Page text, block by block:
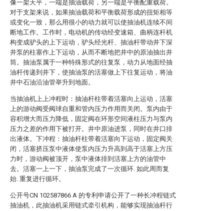
像一架天平，一端是抽油载荷，另一端是平衡配重载荷。
对于支架来说，如果抽油载荷和平衡载荷形成的扭矩相等
或变化一致，那么用很小的动力就可以使抽油机连续不间
断地工作。工作时，电动机的传动经变速箱、曲柄连杆机
构变成驴头的上下运动，驴头经光杆、抽油杆带动井下深
井泵的柱塞作上下运动，从而不断地把井中的原油抽出井
筒。抽油泵属于一种特殊形式的往复泵，动力从地面经抽
油杆传递到井下，使抽油泵的活塞做上下往复运动，将油
井中石油沿油管举升到地面。
当抽油机上上冲程时：抽油杆柱带着活塞向上运动，活塞
上的游动阀受阀球自重和管内压力作用而关闭。泵内由于
容积增大而压力降低，固定阀在环形空间液柱压力与泵内
压力之差的作用下被打开。井中原油进泵，同时在井口排
出液体。下冲程：抽油杆柱带着活塞向下运动，固定阀关
闭，活塞挤压泵中液体使泵内压力升高到高于活塞上方压
力时，游动阀被顶开，泵中液体排到活塞上方的油管中
去。活塞一上一下，抽油泵完成了一次循环. 如此周而复
始. 重复进行循环。
公开号CN 102587866 A 的专利申请公开了一种长冲程链式
抽油机，此抽油机采用链式牵引机构，能够实现抽油杆行